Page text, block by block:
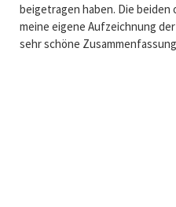
beigetragen haben. Die
meine eigene Aufzeichnung
sehr schöne